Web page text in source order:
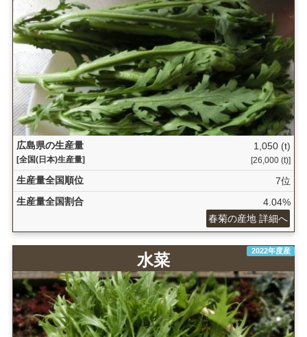
広島県の生産量
[全国(日本)生産量]
1,050 (t)
[26,000 (t)]
生産量全国順位
7位
生産量全国割合
4.04%
春菊の産地 詳細へ
2022年度産
水菜